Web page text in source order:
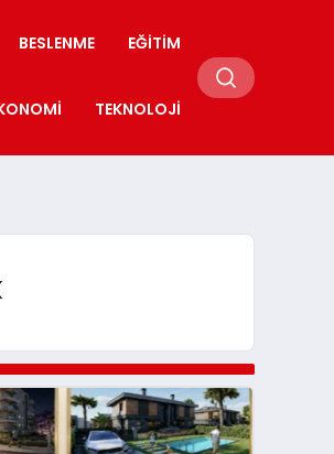
BESLENME EĞITIM
TEKNOLOJI